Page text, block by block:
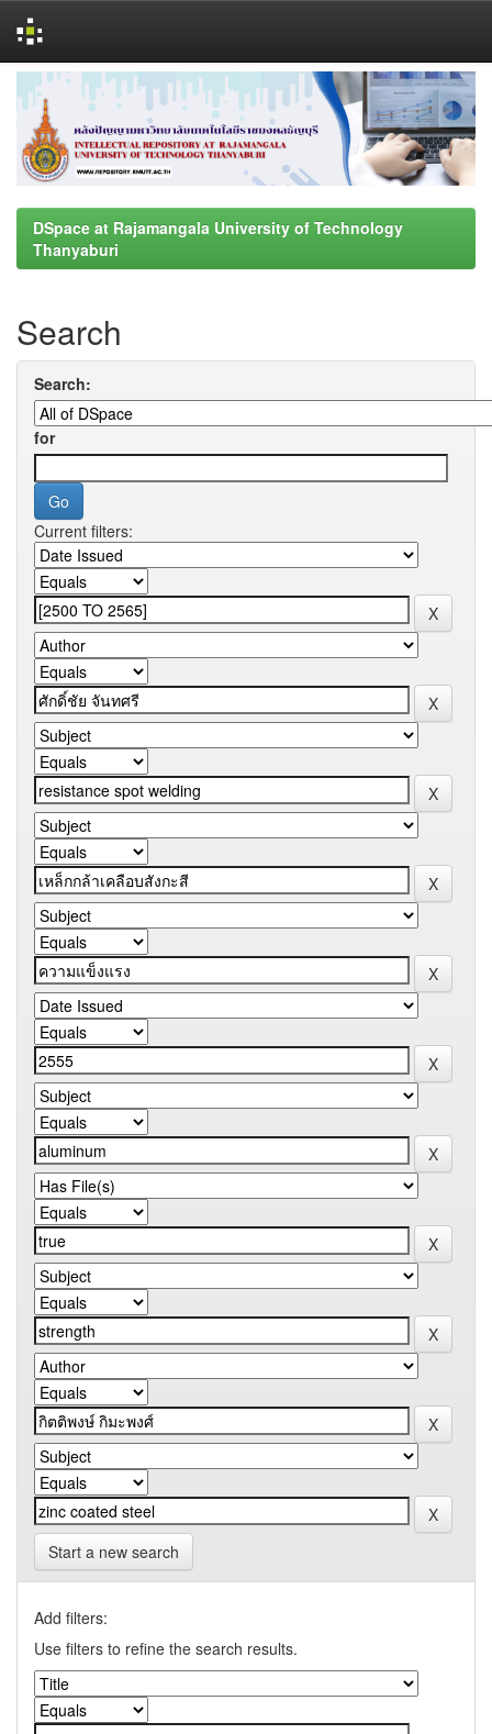
navigation
DSpace at Rajamangala University of Technology
Thanyaburi
Search
Search:
for
Current filters:
Start a new search
Add filters:
Use filters to refine the search results.